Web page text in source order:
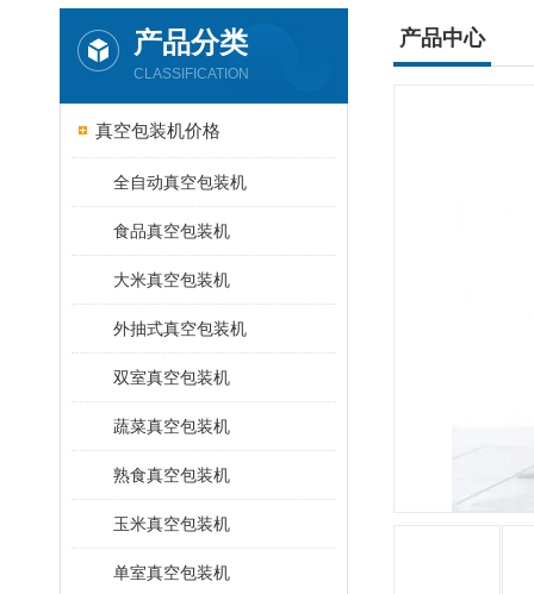
产品分类
CLASSIFICATION
真空包装机价格
全自动真空包装机
食品真空包装机
大米真空包装机
外抽式真空包装机
双室真空包装机
蔬菜真空包装机
熟食真空包装机
玉米真空包装机
单室真空包装机
产品中心